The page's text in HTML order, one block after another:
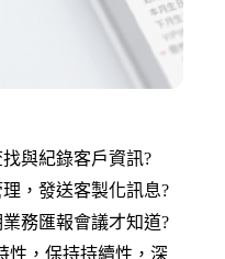
與紀錄客戶資訊?
，發送客製化訊息?
務匯報會議才知道?
性，保持持續性，深